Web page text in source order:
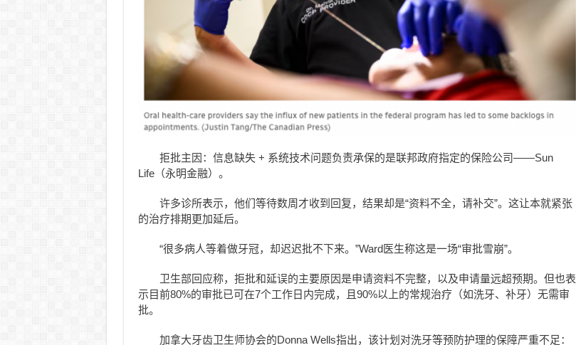
拒批主因：信息缺失 + 系统技术问题负责承保的是联邦政府指定的保险公司——Sun
Life（永明金融）。
许多诊所表示，他们等待数周才收到回复，结果却是“资料不全，请补交”。这让本就紧张
的治疗排期更加延后。
“很多病人等着做牙冠，却迟迟批不下来。”Ward医生称这是一场“审批雪崩”。
卫生部回应称，拒批和延误的主要原因是申请资料不完整，以及申请量远超预期。但也表
示目前80%的审批已可在7个工作日内完成，且90%以上的常规治疗（如洗牙、补牙）无需审
批。
加拿大牙齿卫生师协会的Donna Wells指出，该计划对洗牙等预防护理的保障严重不足：